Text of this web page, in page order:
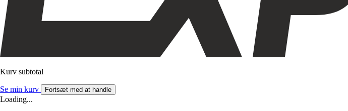
Kurv subtotal
Se min kurv Fortsæt med at handle
Loading...